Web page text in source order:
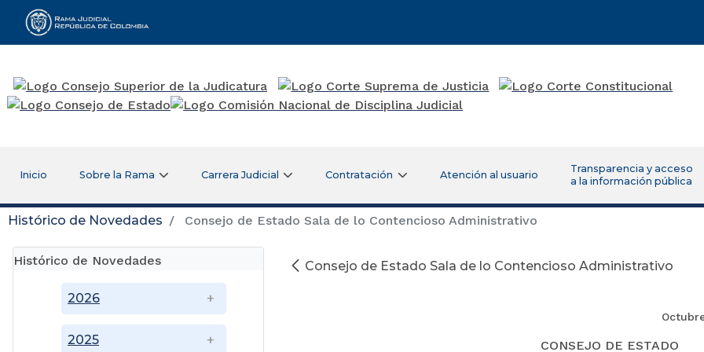
Rama Judicial
Inicio Sobre la Rama Carrera Judicial Contratación Atención al usuario
Transparencia y acceso
a la información pública
Histórico de Novedades Consejo de Estado Sala de lo Contencioso Administrativo
Histórico de Novedades
2025
2026
Consejo de Estado Sala de lo Contencioso Administrativo
CONSEJO DE ESTADO